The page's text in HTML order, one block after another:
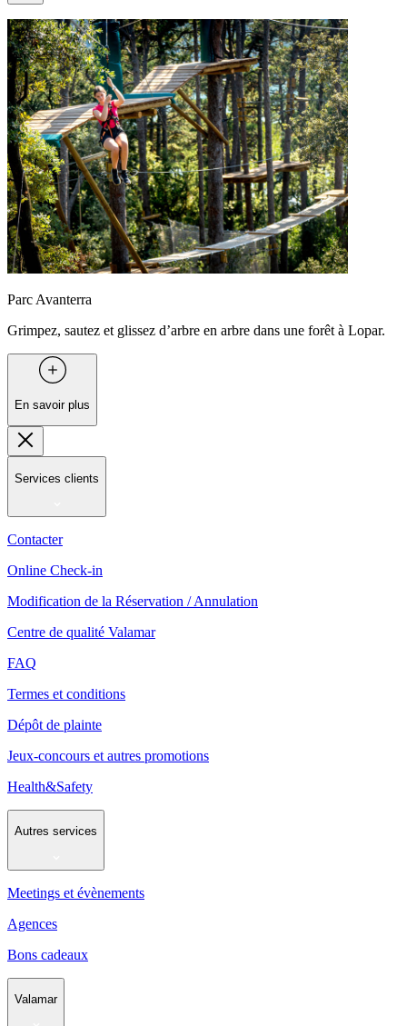
Parc Avanterra
Grimpez, sautez et glissez d’arbre en arbre dans une forêt à Lopar.
En savoir plus
Services clients
Contacter
Online Check-in
Modification de la Réservation / Annulation
Centre de qualité Valamar
FAQ
Termes et conditions
Dépôt de plainte
Jeux-concours et autres promotions
Health&Safety
Autres services
Meetings et évènements
Agences
Bons cadeaux
Valamar